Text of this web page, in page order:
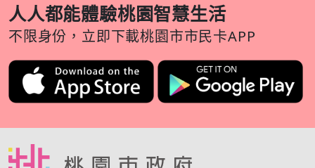
人人都能體驗桃園智慧生活
不限身份，立即下載桃園市市民卡APP